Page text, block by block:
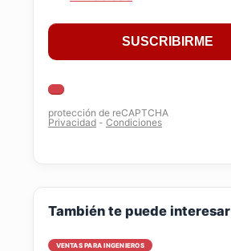
También te puede interesar
VENTAS PARA INGENIEROS